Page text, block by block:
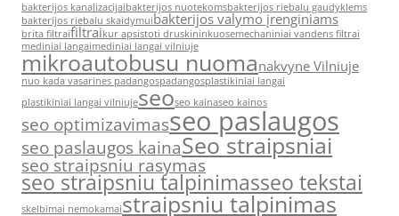
bakterijos kanalizacijaibakterijos nuotekomsbakterijos riebalu gaudyklems
bakterijos riebalu skaidymuibakterijos valymo įrenginiams
brita filtraifiltraikur apsistoti druskininkuosemechaniniai vandens filtrai
mediniai langaimediniai langai vilniuje
mikroautobusu nuomanakvyne Vilniuje
nuo kada vasarines padangospadangosplastikiniai langai
plastikiniai langai vilniujeseoseo kainaseo kainos
seo optimizavimasseo paslaugos
seo paslaugos kainaSeo straipsniai
seo straipsniu rasymas
seo straipsniu talpinimasseo tekstai
skelbimai nemokamaistraipsniu talpinimas